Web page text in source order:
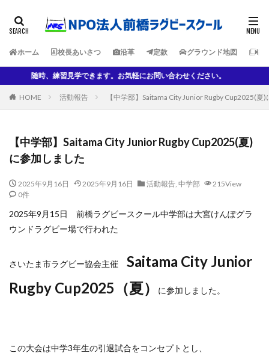
ホーム 校長あいさつ 沿革 定款 グラウンド地図 各
随時、練習見学できます。お気軽にお問い合わせください。
HOME 活動報告 【中学部】Saitama City Junior Rugby Cup2025(夏
【中学部】Saitama City Junior Rugby Cup2025(夏)
に参加しました
2025年9月16日 2025年9月16日 活動報告, 中学部
215View
0件
2025年9月15日 前橋ラグビースクール中学部は大宮けんぽグラ
ウンドラグビー場で行われた
さいたま市ラグビー協会主催 Saitama City Junior
Rugby Cup2025（夏）
に参加しました。
この大会は中学3年生の引退試合をコンセプトとし、